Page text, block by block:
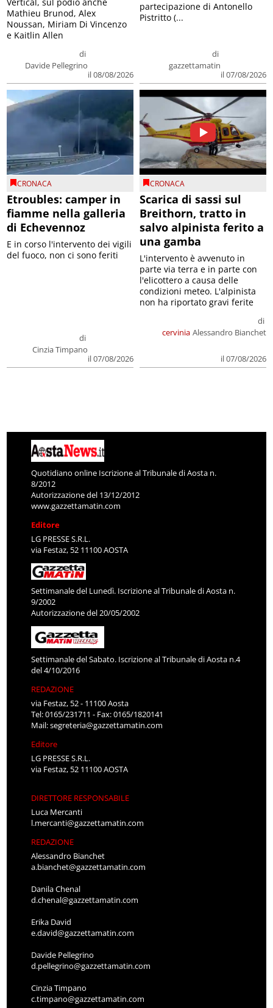
di
Davide Pellegrino
il 08/08/2026
Vertical, sul podio anche
Mathieu Brunod, Alex
Noussan, Miriam Di Vincenzo
e Kaitlin Allen
di
gazzettamatin
il 07/08/2026
partecipazione di Antonello
Pistritto (...
CRONACA
Etroubles: camper in
fiamme nella galleria
di Echevennoz
di
Cinzia Timpano
il 07/08/2026
E in corso l'intervento dei vigili
del fuoco, non ci sono feriti
CRONACA
Scarica di sassi sul
Breithorn, tratto in
salvo alpinista ferito a
una gamba
cervinia
di
Alessandro Bianchet
il 07/08/2026
L'intervento è avvenuto in
parte via terra e in parte con
l'elicottero a causa delle
condizioni meteo. L'alpinista
non ha riportato gravi ferite
Quotidiano online Iscrizione al Tribunale di Aosta n.
8/2012
Autorizzazione del 13/12/2012
www.gazzettamatin.com
Editore
LG PRESSE S.R.L.
via Festaz, 52 11100 AOSTA
Settimanale del Lunedì. Iscrizione al Tribunale di Aosta n.
9/2002
Autorizzazione del 20/05/2002
Settimanale del Sabato. Iscrizione al Tribunale di Aosta n.4
del 4/10/2016
REDAZIONE
via Festaz, 52 - 11100 Aosta
Tel: 0165/231711 - Fax: 0165/1820141
Mail:segreteria@gazzettamatin.com
Editore
LG PRESSE S.R.L.
via Festaz, 52 11100 AOSTA
DIRETTORE RESPONSABILE
Luca Mercanti
l.mercanti@gazzettamatin.com
REDAZIONE
Alessandro Bianchet
a.bianchet@gazzettamatin.com
Danila Chenal
d.chenal@gazzettamatin.com
Erika David
e.david@gazzettamatin.com
Davide Pellegrino
d.pellegrino@gazzettamatin.com
Cinzia Timpano
c.timpano@gazzettamatin.com